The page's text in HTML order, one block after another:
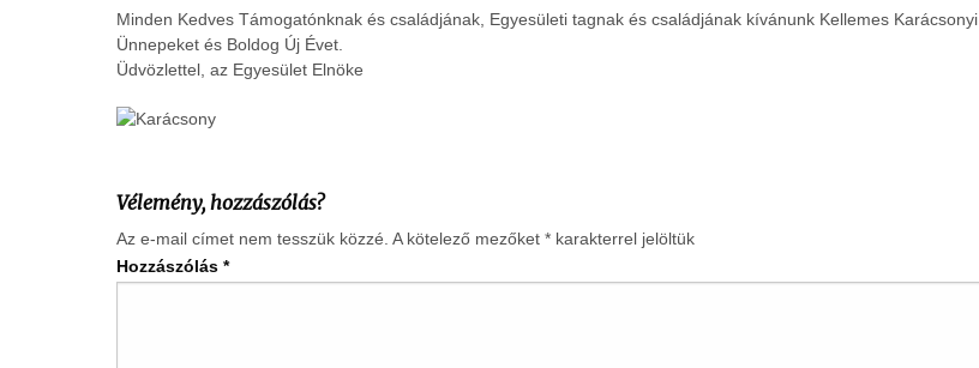
Minden Kedves Támogatónknak és családjának, Egyesületi tagnak és családjának kívánunk Kellemes Karácsonyi
Ünnepeket és Boldog Új Évet.
Üdvözlettel, az Egyesület Elnöke
Vélemény, hozzászólás?
Az e-mail címet nem tesszük közzé. A kötelező mezőket * karakterrel jelöltük
Hozzászólás *